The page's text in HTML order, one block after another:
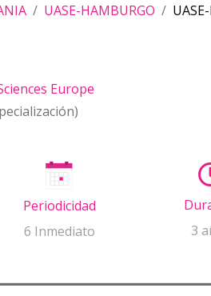
UASE-HAMBURGO
Europe
Periodicidad
6 Inmediato
3